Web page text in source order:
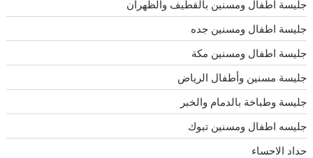
جليسة اطفال ومسنين بالقطيف والظهران
جليسة اطفال ومسنين جده
جليسة اطفال ومسنين مكة
جليسة مسنين وأطفال الرياض
جليسة وطباخة بالدمام والخبر
جليسه اطفال ومسنين تبوك
حداد الاحساء